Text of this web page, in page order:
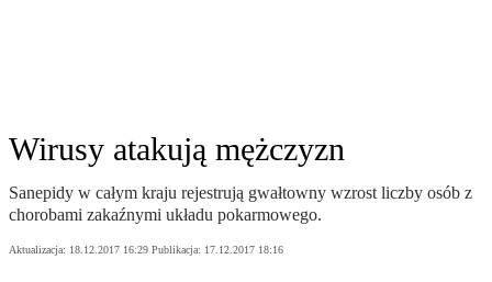
Wirusy atakują mężczyzn
Sanepidy w całym kraju rejestrują gwałtowny wzrost liczby osób z
chorobami zakaźnymi układu pokarmowego.
Aktualizacja: 18.12.2017 16:29 Publikacja: 17.12.2017 18:16